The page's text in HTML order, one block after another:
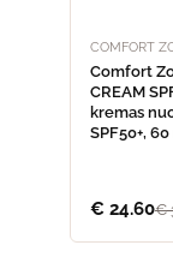
COMFORT
Comfort
CREAM
kremas
SPF50+,
€ 24.60€